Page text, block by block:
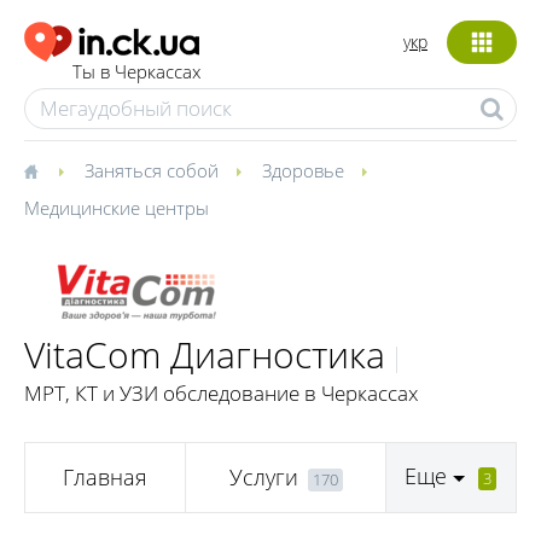
Ты в Черкассах
укр
Заняться собой
Здоровье
Медицинские центры
VitaCom Диагностика
МРТ, КТ и УЗИ обследование в Черкассах
Главная Услуги 170 Еще 3